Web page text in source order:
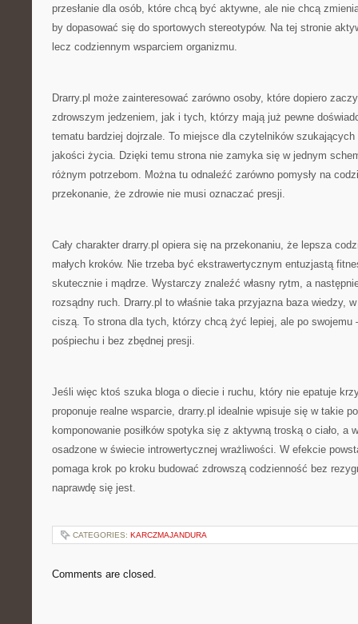
przesłanie dla osób, które chcą być aktywne, ale nie chcą
by dopasować się do sportowych stereotypów. Na tej stronie
lecz codziennym wsparciem organizmu.
Drarry.pl może zainteresować zarówno osoby, które dopiero
zdrowszym jedzeniem, jak i tych, którzy mają już pewne
tematu bardziej dojrzale. To miejsce dla czytelników
jakości życia. Dzięki temu strona nie zamyka się w jednym
różnym potrzebom. Można tu odnaleźć zarówno pomysły na
przekonanie, że zdrowie nie musi oznaczać presji.
Cały charakter drarry.pl opiera się na przekonaniu, że lepsza
małych kroków. Nie trzeba być ekstrawertycznym entuzjastą
skutecznie i mądrze. Wystarczy znaleźć własny rytm, a
rozsądny ruch. Drarry.pl to właśnie taka przyjazna baza wiedzy,
ciszą. To strona dla tych, którzy chcą żyć lepiej, ale po swojemu
pośpiechu i bez zbędnej presji.
Jeśli więc ktoś szuka bloga o diecie i ruchu, który nie epatuje
proponuje realne wsparcie, drarry.pl idealnie wpisuje się w takie
komponowanie posiłków spotyka się z aktywną troską o ciało, a
osadzone w świecie introwertycznej wrażliwości. W efekcie
pomaga krok po kroku budować zdrowszą codzienność bez
naprawdę się jest.
CATEGORIES: KARCZMAJANDURA
Comments are closed.